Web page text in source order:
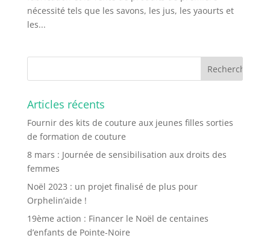
nécessité tels que les savons, les jus, les yaourts et
les...
Articles récents
Fournir des kits de couture aux jeunes filles sorties
de formation de couture
8 mars : Journée de sensibilisation aux droits des
femmes
Noël 2023 : un projet finalisé de plus pour
Orphelin’aide !
19ème action : Financer le Noël de centaines
d’enfants de Pointe-Noire